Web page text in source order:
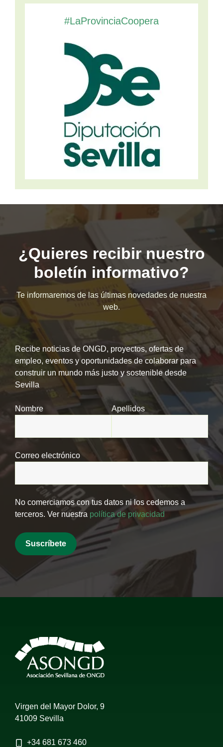
#LaProvinciaCoopera
¿Quieres recibir nuestro
boletín informativo?
Te informaremos de las últimas novedades de nuestra
web.
Recibe noticias de ONGD, proyectos, ofertas de
empleo, eventos y oportunidades de colaborar para
construir un mundo más justo y sostenible desde
Sevilla
Nombre Apellidos
Correo electrónico
No comerciamos con tus datos ni los cedemos a
terceros. Ver nuestra política de privacidad
Virgen del Mayor Dolor, 9
41009 Sevilla
+34 681 673 460